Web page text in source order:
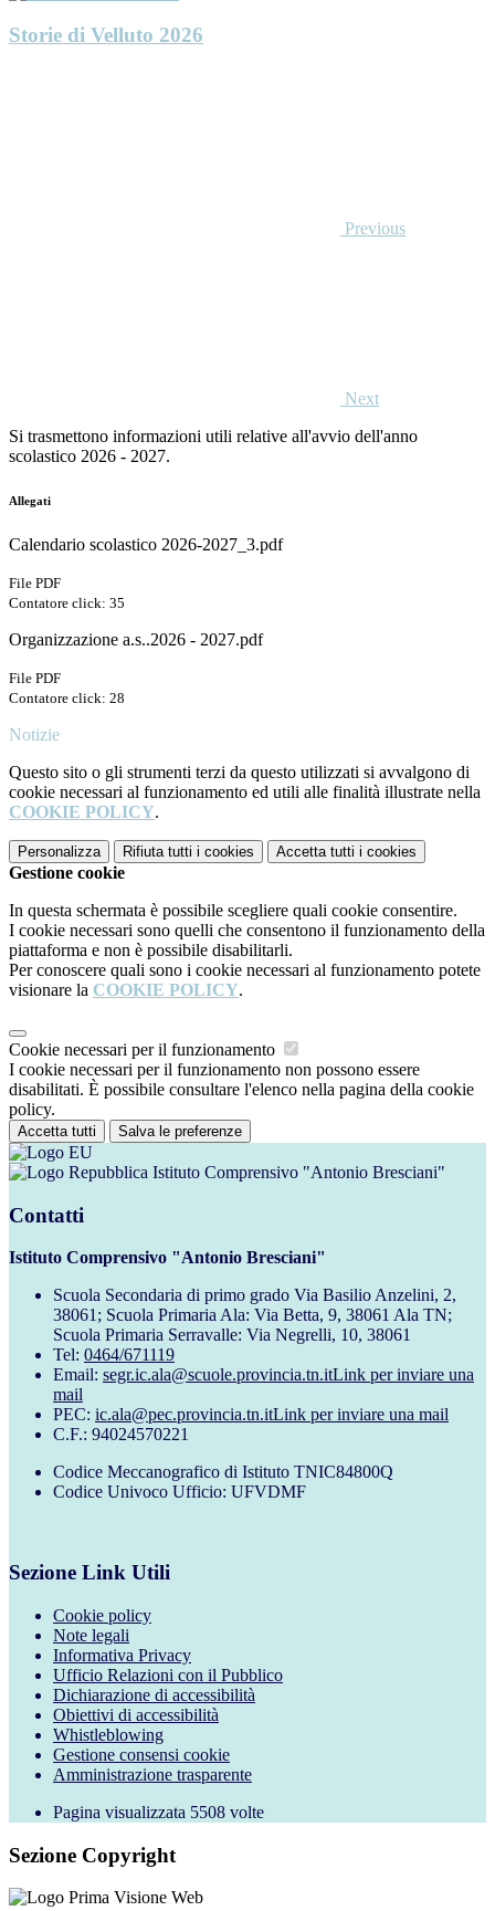
Storie di Velluto 2026
Previous
Next
Si trasmettono informazioni utili relative all'avvio dell'anno
scolastico 2026 - 2027.
Allegati
Calendario scolastico 2026-2027_3.pdf
File PDF
Contatore click: 35
Organizzazione a.s..2026 - 2027.pdf
File PDF
Contatore click: 28
Notizie
Questo sito o gli strumenti terzi da questo utilizzati si avvalgono di
cookie necessari al funzionamento ed utili alle finalità illustrate nella
COOKIE POLICY.
Personalizza Rifiuta tutti i cookies Accetta tutti i cookies
Gestione cookie
In questa schermata è possibile scegliere quali cookie consentire.
I cookie necessari sono quelli che consentono il funzionamento della
piattaforma e non è possibile disabilitarli.
Per conoscere quali sono i cookie necessari al funzionamento potete
visionare la COOKIE POLICY.
Cookie necessari per il funzionamento
I cookie necessari per il funzionamento non possono essere
disabilitati. È possibile consultare l'elenco nella pagina della cookie
policy.
Accetta tutti Salva le preferenze
Istituto Comprensivo "Antonio Bresciani"
Contatti
Istituto Comprensivo "Antonio Bresciani"
Scuola Secondaria di primo grado Via Basilio Anzelini, 2,
38061; Scuola Primaria Ala: Via Betta, 9, 38061 Ala TN;
Scuola Primaria Serravalle: Via Negrelli, 10, 38061
Tel: 0464/671119
Email: segr.ic.ala@scuole.provincia.tn.itLink per inviare una
mail
PEC: ic.ala@pec.provincia.tn.itLink per inviare una mail
C.F.: 94024570221
Codice Meccanografico di Istituto TNIC84800Q
Codice Univoco Ufficio: UFVDMF
Sezione Link Utili
Cookie policy
Note legali
Informativa Privacy
Ufficio Relazioni con il Pubblico
Dichiarazione di accessibilità
Obiettivi di accessibilità
Whistleblowing
Gestione consensi cookie
Amministrazione trasparente
Pagina visualizzata 5508 volte
Sezione Copyright